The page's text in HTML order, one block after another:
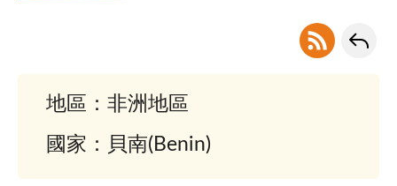
地區：非洲地區
國家：貝南(Benin)